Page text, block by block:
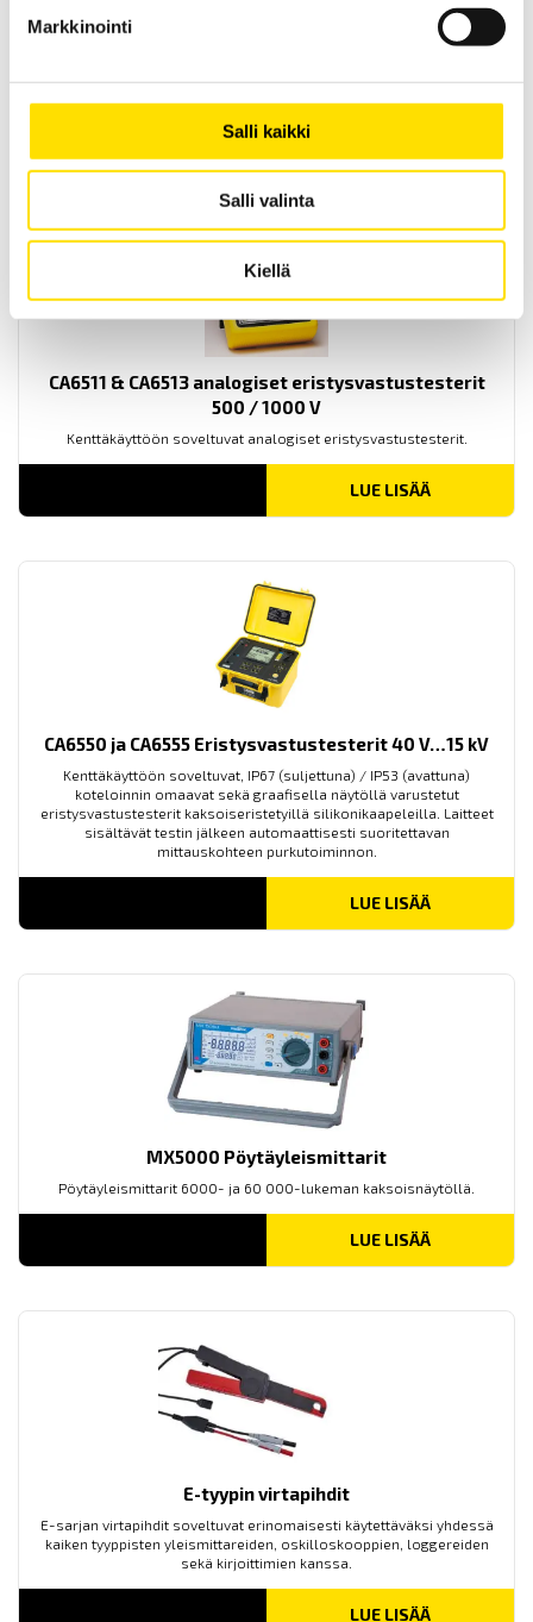
Markkinointi
Salli kaikki
Salli valinta
Kiellä
CA6511 & CA6513 analogiset eristysvastustesterit
500 / 1000 V
Kenttäkäyttöön soveltuvat analogiset eristysvastustesterit.
LUE LISÄÄ
CA6550 ja CA6555 Eristysvastustesterit 40 V…15 kV
Kenttäkäyttöön soveltuvat, IP67 (suljettuna) / IP53 (avattuna)
koteloinnin omaavat sekä graafisella näytöllä varustetut
eristysvastustesterit kaksoiseristetyillä silikonikaapeleilla. Laitteet
sisältävät testin jälkeen automaattisesti suoritettavan
mittauskohteen purkutoiminnon.
LUE LISÄÄ
MX5000 Pöytäyleismittarit
Pöytäyleismittarit 6000- ja 60 000-lukeman kaksoisnäytöllä.
LUE LISÄÄ
E-tyypin virtapihdit
E-sarjan virtapihdit soveltuvat erinomaisesti käytettäväksi yhdessä
kaiken tyyppisten yleismittareiden, oskilloskooppien, loggereiden
sekä kirjoittimien kanssa.
LUE LISÄÄ